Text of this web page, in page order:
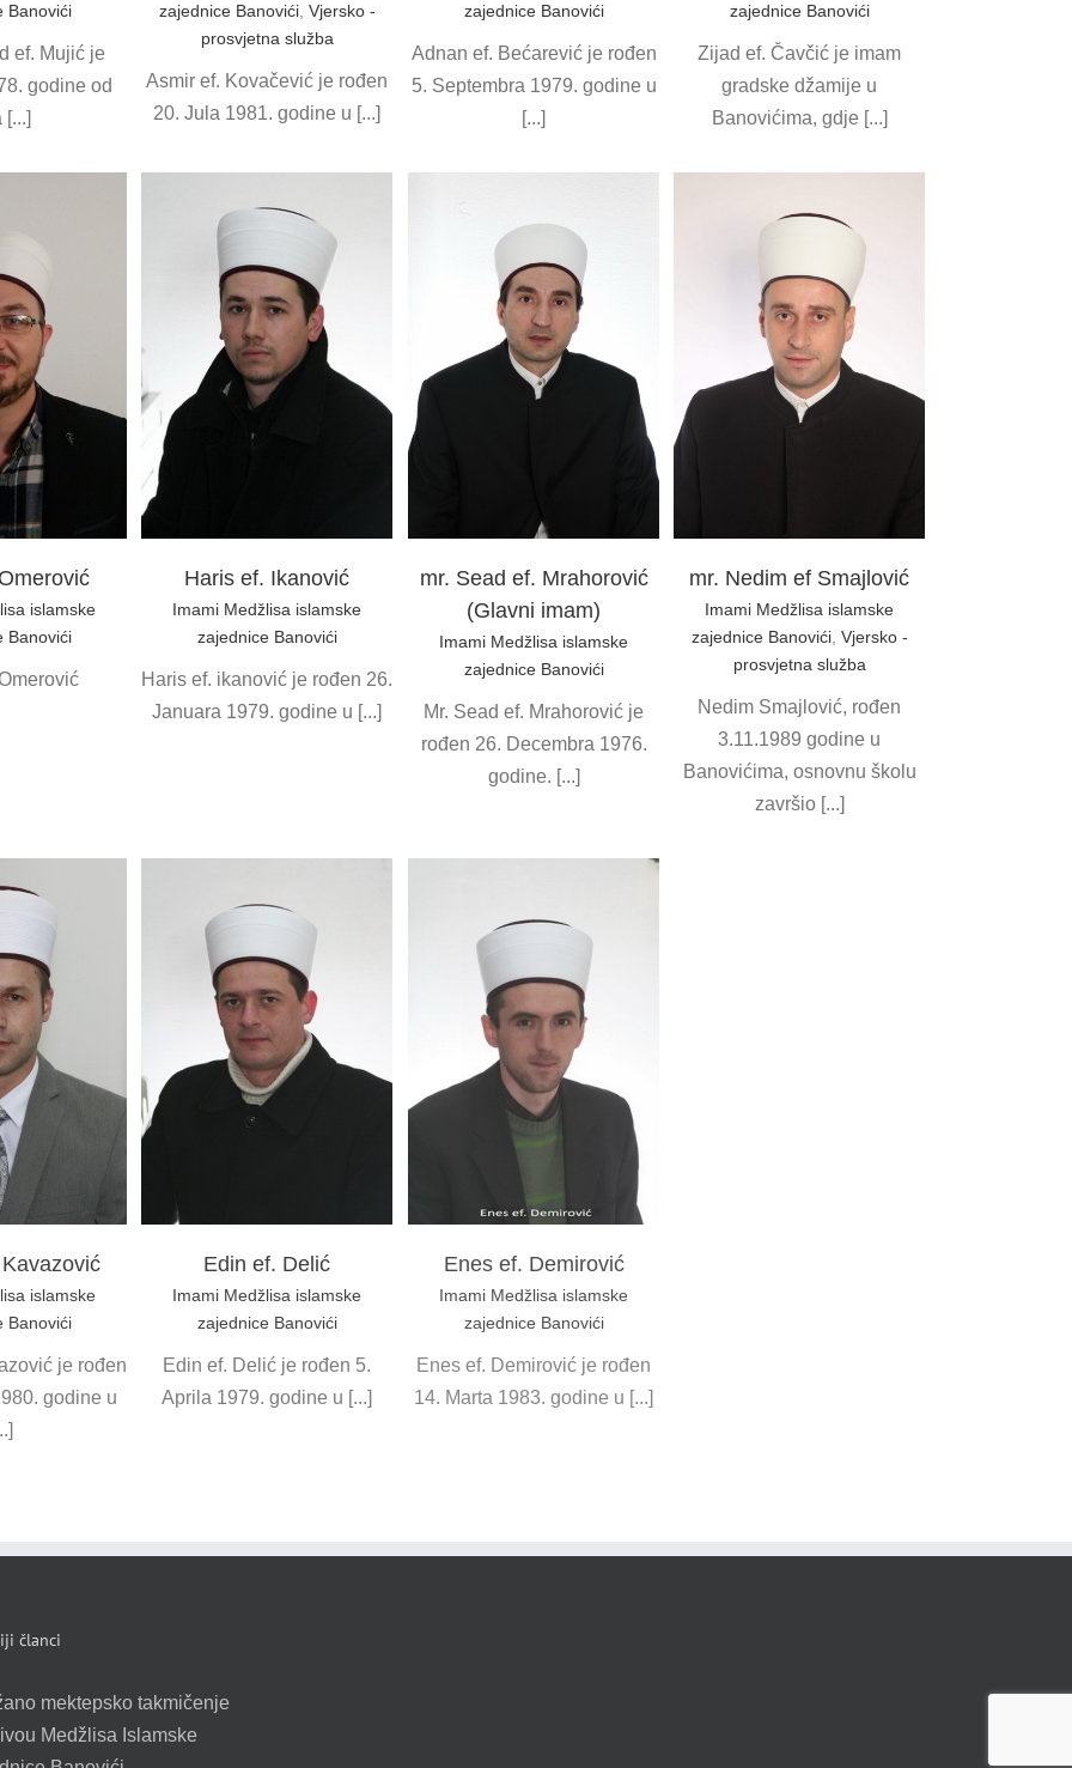
Banovići
ef. Mujić je
godine od
[...]
zajednice Banovići, Vjersko -
prosvjetna služba
Asmir ef. Kovačević je rođen
20. Jula 1981. godine u [...]
zajednice Banovići
Adnan ef. Bećarević je rođen
5. Septembra 1979. godine u
[...]
zajednice Banovići
Zijad ef. Čavčić je imam
gradske džamije u
Banovićima, gdje [...]
islamske
Banovići
Ikanović
islamske
Banovići
Haris ef. Ikanović
Imami Medžlisa islamske
zajednice Banovići
Haris ef. ikanović je rođen 26.
Januara 1979. godine u [...]
mr. Sead ef. Mrahorović
(Glavni imam)
Imami Medžlisa islamske
mr. Sead ef. Mrahorović
(Glavni imam)
Imami Medžlisa islamske
zajednice Banovići
Mr. Sead ef. Mrahorović je
rođen 26. Decembra 1976.
godine. [...]
mr. Nedim ef Smajlović
Imami Medžlisa islamske
zajednice Banovići
Vjersko -
mr. Nedim ef Smajlović
Imami Medžlisa islamske
zajednice Banovići, Vjersko -
prosvjetna služba
Nedim Smajlović, rođen
3.11.1989 godine u
Banovićima, osnovnu školu
završio [...]
islamske
Banovići
je rođen
godine u
Delić
islamske
Banovići
Edin ef. Delić
Imami Medžlisa islamske
zajednice Banovići
Edin ef. Delić je rođen 5.
Aprila 1979. godine u [...]
Enes ef. Demirović
Imami Medžlisa islamske
zajednice Banovići
Enes ef. Demirović
Imami Medžlisa islamske
zajednice Banovići
Enes ef. Demirović je rođen
14. Marta 1983. godine u [...]
članci
mektepsko takmičenje
Medžlisa Islamske